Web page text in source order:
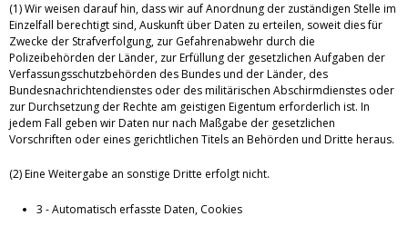
(1) Wir weisen darauf hin, dass wir auf Anordnung der zuständigen Stelle im
Einzelfall berechtigt sind, Auskunft über Daten zu erteilen, soweit dies für
Zwecke der Strafverfolgung, zur Gefahrenabwehr durch die
Polizeibehörden der Länder, zur Erfüllung der gesetzlichen Aufgaben der
Verfassungsschutzbehörden des Bundes und der Länder, des
Bundesnachrichtendienstes oder des militärischen Abschirmdienstes oder
zur Durchsetzung der Rechte am geistigen Eigentum erforderlich ist. In
jedem Fall geben wir Daten nur nach Maßgabe der gesetzlichen
Vorschriften oder eines gerichtlichen Titels an Behörden und Dritte heraus.
(2) Eine Weitergabe an sonstige Dritte erfolgt nicht.
3 - Automatisch erfasste Daten, Cookies